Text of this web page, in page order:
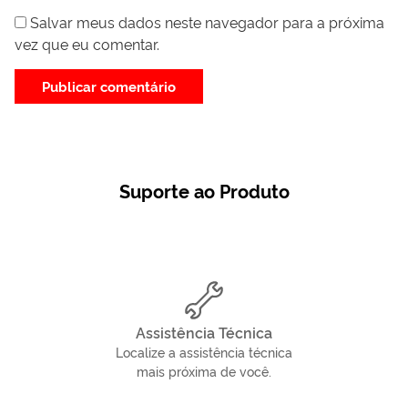
Salvar meus dados neste navegador para a próxima
vez que eu comentar.
Suporte ao Produto
Assistência Técnica
Localize a assistência técnica
mais próxima de você.